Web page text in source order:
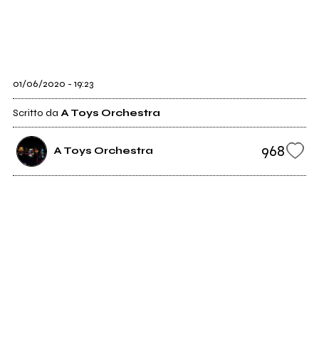
01/06/2020 - 19:23
Scritto da A Toys Orchestra
A Toys Orchestra 968